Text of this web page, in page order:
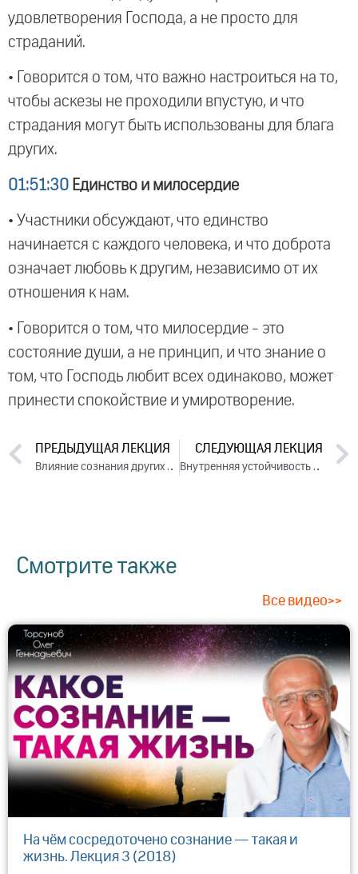
удовлетворения Господа, а не просто для
страданий.
• Говорится о том, что важно настроиться на то,
чтобы аскезы не проходили впустую, и что
страдания могут быть использованы для блага
других.
01:51:30 Единство и милосердие
• Участники обсуждают, что единство
начинается с каждого человека, и что доброта
означает любовь к другим, независимо от их
отношения к нам.
• Говорится о том, что милосердие - это
состояние души, а не принцип, и что знание о
том, что Господь любит всех одинаково, может
принести спокойствие и умиротворение.
ПРЕДЫДУЩАЯ ЛЕКЦИЯ
Влияние сознания других людей на нашу жизнь. Ответы на вопросы (2022)
СЛЕДУЮЩАЯ ЛЕКЦИЯ
Внутренняя устойчивость к вызовам судьбы. 2022
Смотрите также
Все видео>>
На чём сосредоточено сознание — такая и
жизнь. Лекция 3 (2018)